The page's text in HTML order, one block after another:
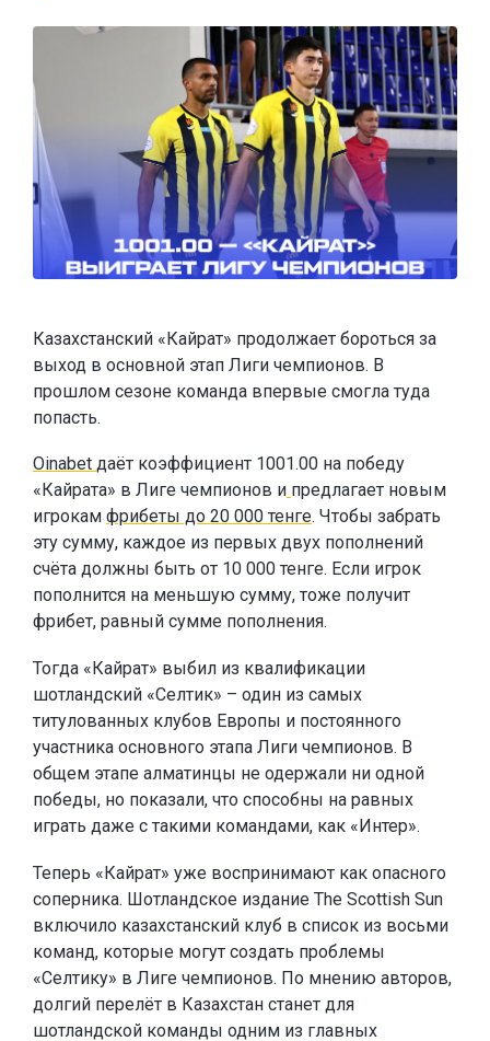
Казахстанский «Кайрат» продолжает бороться за
выход в основной этап Лиги чемпионов. В
прошлом сезоне команда впервые смогла туда
попасть.
Oinabet даёт коэффициент 1001.00 на победу
«Кайрата» в Лиге чемпионов и предлагает новым
игрокам фрибеты до 20 000 тенге. Чтобы забрать
эту сумму, каждое из первых двух пополнений
счёта должны быть от 10 000 тенге. Если игрок
пополнится на меньшую сумму, тоже получит
фрибет, равный сумме пополнения.
Тогда «Кайрат» выбил из квалификации
шотландский «Селтик» – один из самых
титулованных клубов Европы и постоянного
участника основного этапа Лиги чемпионов. В
общем этапе алматинцы не одержали ни одной
победы, но показали, что способны на равных
играть даже с такими командами, как «Интер».
Теперь «Кайрат» уже воспринимают как опасного
соперника. Шотландское издание The Scottish Sun
включило казахстанский клуб в список из восьми
команд, которые могут создать проблемы
«Селтику» в Лиге чемпионов. По мнению авторов,
долгий перелёт в Казахстан станет для
шотландской команды одним из главных